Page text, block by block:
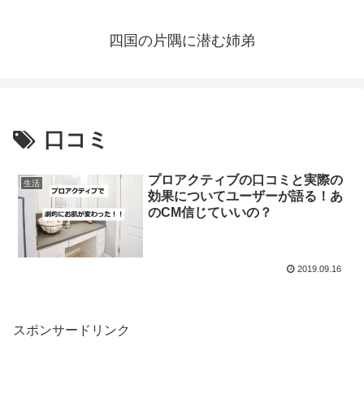
四国の片隅に潜む姉弟
口コミ
生活
プロアクティブの口コミと実際の
効果についてユーザーが語る！あ
のCM信じていいの？
2019.09.16
スポンサードリンク